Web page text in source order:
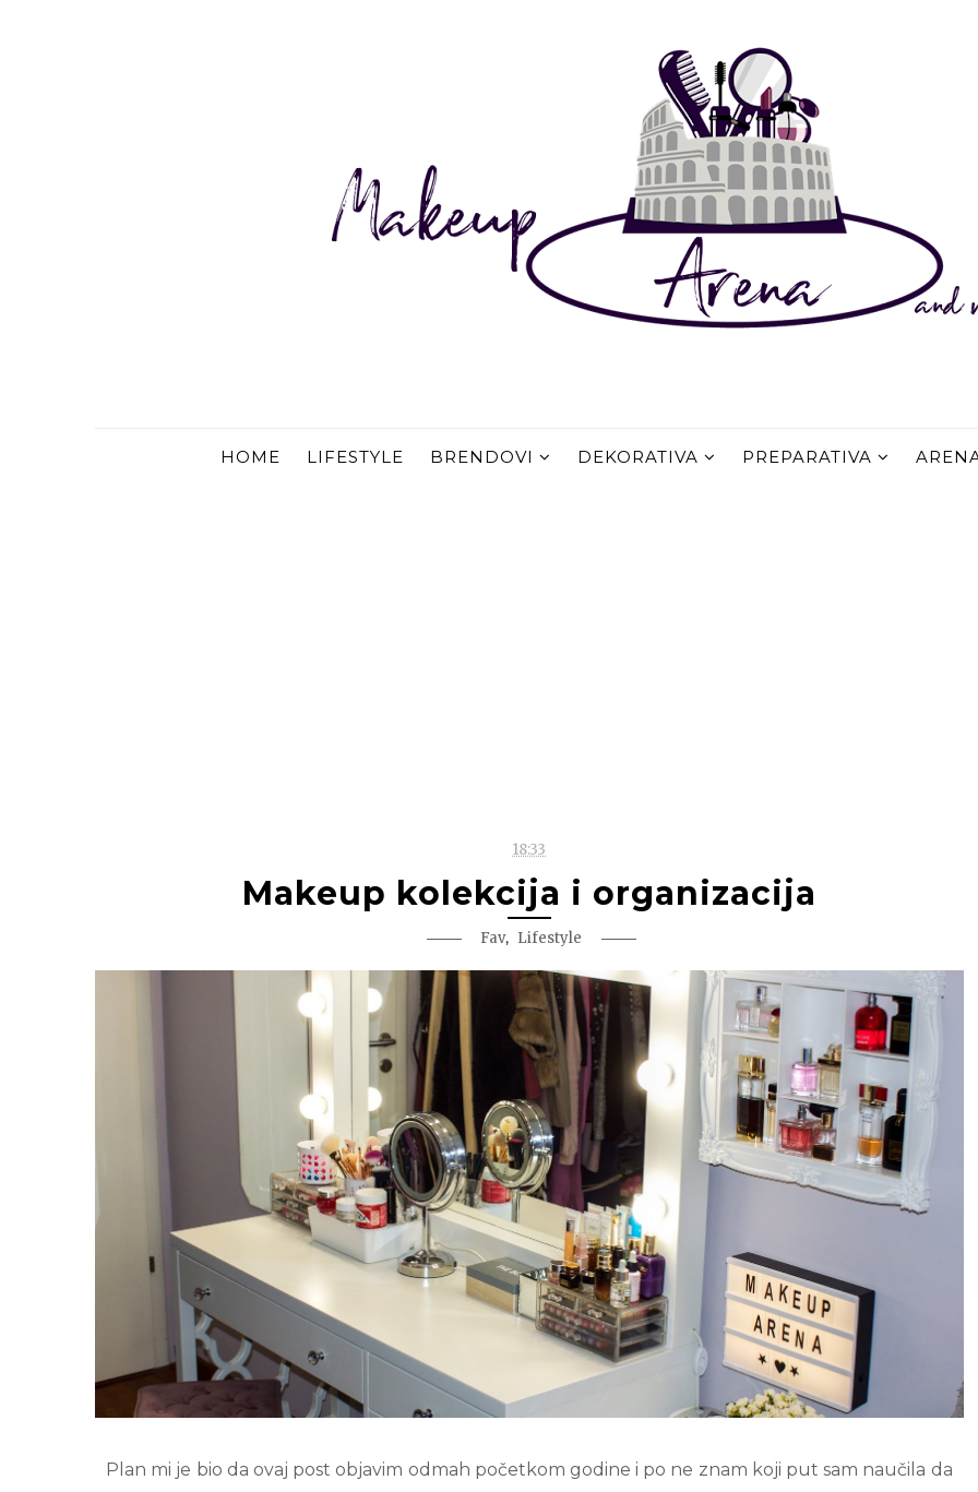
HOME LIFESTYLE BRENDOVI DEKORATIVA PREPARATIVA
18:33
Makeup kolekcija i organizacija
Fav, Lifestyle
Plan mi je bio da ovaj post objavim odmah početkom godine i po ne znam koji put sam naučila da